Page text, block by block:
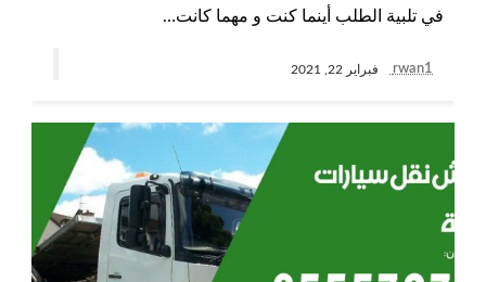
في تلبية الطلب أينما كنت و مهما كانت…
rwan1 فبراير 22, 2021